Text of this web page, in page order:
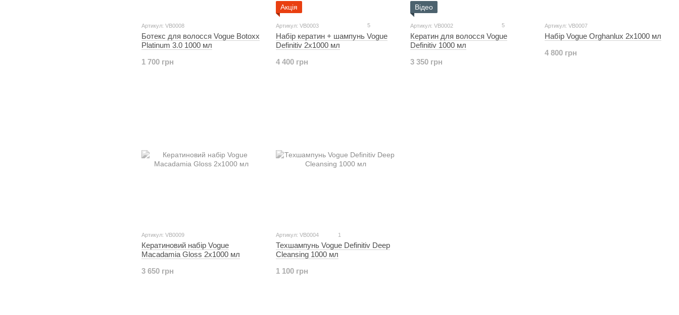
Артикул: VB0008
Ботекс для волосся Vogue Botoxx
Platinum 3.0 1000 мл
1 700 грн
Акція
Артикул: VB0003 5
Набір кератин + шампунь Vogue
Definitiv 2х1000 мл
4 400 грн
Відео
Артикул: VB0002 5
Кератин для волосся Vogue
Definitiv 1000 мл
3 350 грн
Артикул: VB0007
Набір Vogue Orghanlux 2х1000 мл
4 800 грн
Артикул: VB0009
Кератиновий набір Vogue
Macadamia Gloss 2x1000 мл
3 650 грн
Артикул: VB0004 1
Техшампунь Vogue Definitiv Deep
Cleansing 1000 мл
1 100 грн